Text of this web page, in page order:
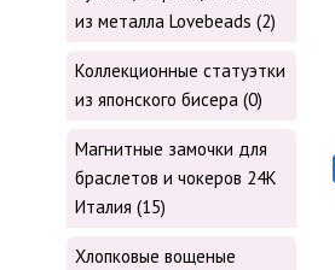
из металла Lovebeads (2)
Коллекционные статуэтки
из японского бисера (0)
Магнитные замочки для
браслетов и чокеров 24К
Италия (15)
Хлопковые вощеные